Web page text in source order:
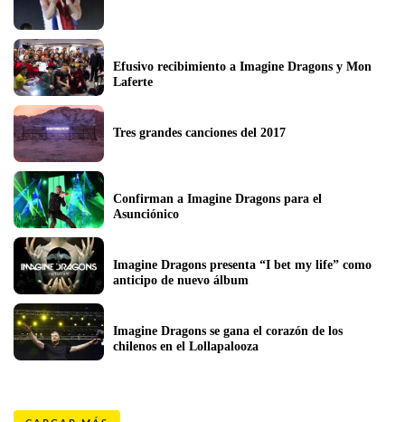
Efusivo recibimiento a Imagine Dragons y Mon
Laferte
Tres grandes canciones del 2017
Confirman a Imagine Dragons para el
Asunciónico
Imagine Dragons presenta “I bet my life” como
anticipo de nuevo álbum
Imagine Dragons se gana el corazón de los
chilenos en el Lollapalooza